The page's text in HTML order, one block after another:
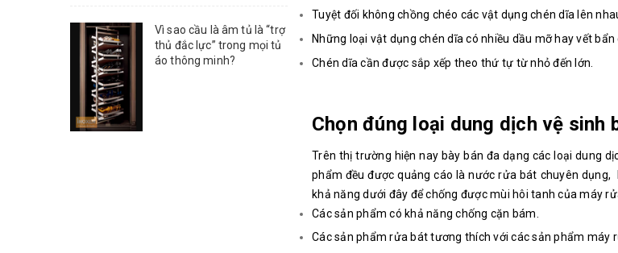
Tuyệt đối không chồng chéo các vật dụng chén dĩa lên
Những loại vật dụng chén dĩa có nhiều dầu mỡ hay vết
Chén dĩa cần được sắp xếp theo thứ tự từ nhỏ đến lớn.
Chọn đúng loại dung dịch vệ sinh
Trên thị trường hiện nay bày bán đa dạng các loại dung
phẩm đều được quảng cáo là nước rửa bát chuyên
khả năng dưới đây để chống được mùi hôi tanh của máy
Các sản phẩm có khả năng chống cặn bám.
Các sản phẩm rửa bát tương thích với các sản phẩm máy
Vì sao cầu là âm tủ là “trợ
thủ đắc lực” trong mọi tủ
áo thông minh?